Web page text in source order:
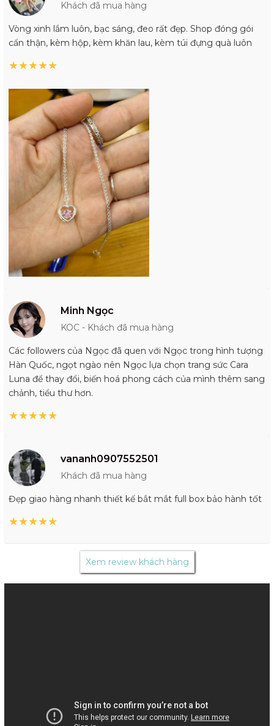
Khách đã mua hàng
Vòng xinh lắm luôn, bạc sáng, đeo rất đẹp. Shop đóng gói
cẩn thận, kèm hộp, kèm khăn lau, kèm túi đựng quà luôn
★★★★★
Minh Ngọc
KOC - Khách đã mua hàng
Các followers của Ngọc đã quen với Ngọc trong hình tượng
Hàn Quốc, ngọt ngào nên Ngọc lựa chọn trang sức Cara
Luna để thay đổi, biến hoá phong cách của mình thêm sang
chảnh, tiểu thư hơn.
★★★★★
vananh0907552501
Khách đã mua hàng
Đẹp giao hàng nhanh thiết kế bắt mắt full box bảo hành tốt
★★★★★
Xem review khách hàng